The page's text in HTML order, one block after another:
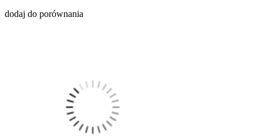
dodaj do porównania